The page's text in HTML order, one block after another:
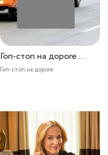
Гоп-стоп на дороге ...
Гоп-стоп на дороге